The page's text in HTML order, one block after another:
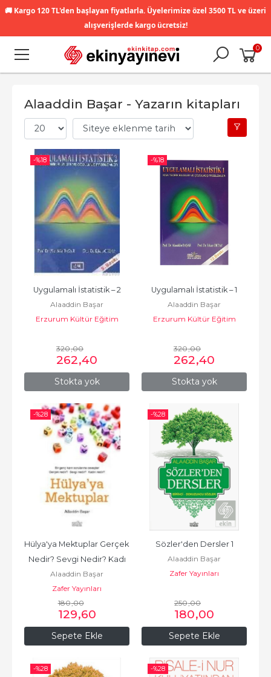
🚚 Kargo 120 TL'den başlayan fiyatlarla. Üyelerimize özel 3500 TL ve üzeri
alışverişlerde kargo ücretsiz!
0
Alaaddin Başar - Yazarın kitapları
-%18
Stokta yok
Uygulamalı İstatistik – 2
Alaaddin Başar
Erzurum Kültür Eğitim
320,00
262,40
-%18
Stokta yok
Uygulamalı İstatistik – 1
Alaaddin Başar
Erzurum Kültür Eğitim
320,00
262,40
-%28
Sepete Ekle
Hülya'ya Mektuplar Gerçek
Nedir? Sevgi Nedir? Kadı
Alaaddin Başar
Zafer Yayınları
180,00
129,60
-%28
Sepete Ekle
Sözler'den Dersler 1
Alaaddin Başar
Zafer Yayınları
250,00
180,00
-%28 -%28